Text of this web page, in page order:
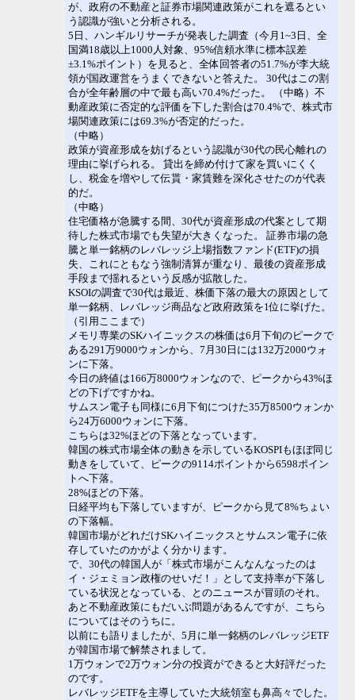
が、政府の不動産と証券市場関連政策がこれを遮るとい
う認識が強いと分析される。
5日、ハンギルリサーチが発表した調査（今月1~3日、全
国満18歳以上1000人対象、95%信頼水準に標本誤差
±3.1%ポイント）を見ると、全体回答者の51.7%が李大統
領が国政運営をうまくできないと答えた。 30代はこの割
合が全年齢層の中で最も高い70.4%だった。 （中略）不
動産政策に否定的な評価を下した割合は70.4%で、株式市
場関連政策には69.3%が否定的だった。
（中略）
政策が資産形成を妨げるという認識が30代の民心離れの
理由に挙げられる。 貸出を締め付けて家を買いにくく
し、税金を増やして伝貰・家賃難を深化させたのが代表
的だ。
（中略）
住宅価格が急騰する間、30代が資産形成の代案として期
待した株式市場でも失望が大きくなった。 証券市場の急
騰と単一銘柄のレバレッジ上場指数ファンド(ETF)の損
失、これにともなう強制清算が重なり、最後の資産形成
手段まで揺れるという反感が拡散した。
KSOIの調査で30代は最近、株価下落の最大の原因として
単一銘柄、レバレッジ商品など政府政策を1位に挙げた。
（引用ここまで）
メモリ専業のSKハイニックスの株価は6月下旬のピークで
ある291万9000ウォンから、7月30日には132万2000ウォ
ンに下落。
今日の終値は166万8000ウォンなので、ピークから43%ほ
どの下げですかね。
サムスン電子も同様に6月下旬につけた35万8500ウォンか
ら24万6000ウォンに下落。
こちらは32%ほどの下落となっています。
韓国の株式市場全体の動きを示しているKOSPIもほぼ同じ
動きをしていて、ピークの9114ポイントから6598ポイン
トへ下落。
28%ほどの下落。
日経平均も下落していますが、ピークから見て8%ちょい
の下落幅。
韓国市場がどれだけSKハイニックスとサムスン電子に依
存していたのかがよく分かります。
で、30代の韓国人が「株式市場がこんなんなったのは
イ・ジェミョン政権のせいだ！」として支持率が下落し
ている状況となっている、とのニュースが冒頭のそれ。
あと不動産政策にもだいぶ問題があるんですが、こちら
についてはそのうちに。
以前にも語りましたが、5月に単一銘柄のレバレッジETF
が韓国市場で解禁されまして。
1万ウォンで2万ウォン分の投資ができると大好評だった
のです。
レバレッジETFを主導していた大統領室も鼻高々でした。